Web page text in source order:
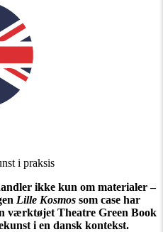
i praksis
ikke kun om materialer –
Lille Kosmos som case har
værktøjet Theatre Green Book
i en dansk kontekst.